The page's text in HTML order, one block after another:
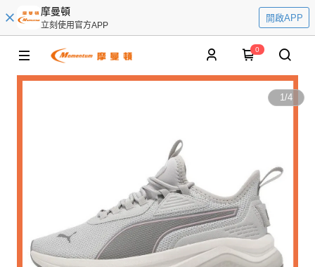
摩曼頓
立刻使用官方APP
開啟APP
0
1/4